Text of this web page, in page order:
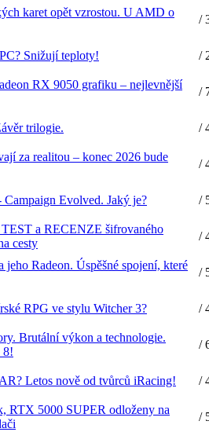
karet opět vzrostou. U AMD o
/
Snižují teploty! /
RX 9050 grafiku – nejlevnější
/
trilogie. /
za realitou – konec 2026 bude
/
Evolved. Jaký je? /
a RECENZE šifrovaného
cesty
/
Radeon. Úspěšné spojení, které
/
RPG ve stylu Witcher 3? /
Brutální výkon a technologie.
8!
/
Letos nově od tvůrců iRacing! /
RTX 5000 SUPER odloženy na
/